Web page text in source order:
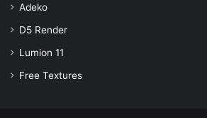
bonusu
veren
Adeko
D5 Render
Lumion 11
Free Textures